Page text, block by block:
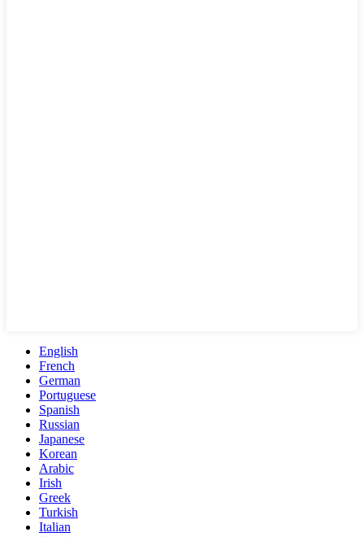
English
French
German
Portuguese
Spanish
Russian
Japanese
Korean
Arabic
Irish
Greek
Turkish
Italian